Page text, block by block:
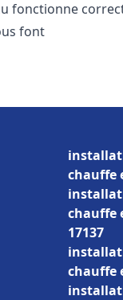
fonctionne
font
chauffe
chauffe
17137
chauffe